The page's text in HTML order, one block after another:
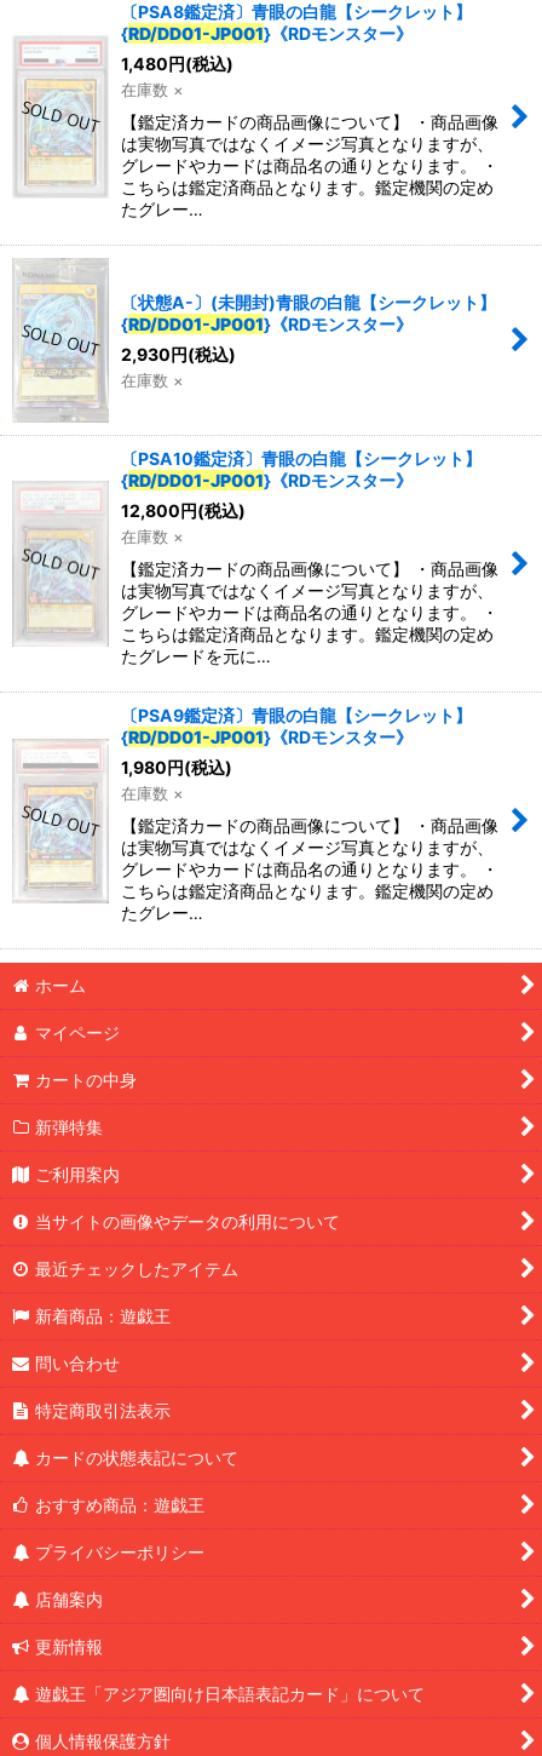
〔PSA8鑑定済〕青眼の白龍【シークレット】
{RD/DD01-JP001}《RDモンスター》
1,480円(税込)
在庫数 ×
【鑑定済カードの商品画像について】 ・商品画像
は実物写真ではなくイメージ写真となりますが、
グレードやカードは商品名の通りとなります。 ・
こちらは鑑定済商品となります。鑑定機関の定め
たグレー…
〔状態A-〕(未開封)青眼の白龍【シークレット】
{RD/DD01-JP001}《RDモンスター》
2,930円(税込)
在庫数 ×
〔PSA10鑑定済〕青眼の白龍【シークレット】
{RD/DD01-JP001}《RDモンスター》
12,800円(税込)
在庫数 ×
【鑑定済カードの商品画像について】 ・商品画像
は実物写真ではなくイメージ写真となりますが、
グレードやカードは商品名の通りとなります。 ・
こちらは鑑定済商品となります。鑑定機関の定め
たグレードを元に…
〔PSA9鑑定済〕青眼の白龍【シークレット】
{RD/DD01-JP001}《RDモンスター》
1,980円(税込)
在庫数 ×
【鑑定済カードの商品画像について】 ・商品画像
は実物写真ではなくイメージ写真となりますが、
グレードやカードは商品名の通りとなります。 ・
こちらは鑑定済商品となります。鑑定機関の定め
たグレー…
ホーム
マイページ
カートの中身
新弾特集
ご利用案内
当サイトの画像やデータの利用について
最近チェックしたアイテム
新着商品：遊戯王
問い合わせ
特定商取引法表示
カードの状態表記について
おすすめ商品：遊戯王
プライバシーポリシー
店舗案内
更新情報
遊戯王「アジア圏向け日本語表記カード」について
個人情報保護方針